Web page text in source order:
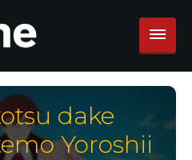
dake
Yoroshii